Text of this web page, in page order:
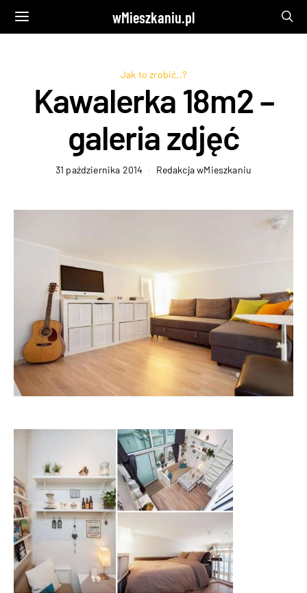
wMieszkaniu.pl
Jak to zrobić..?
Kawalerka 18m2 –
galeria zdjęć
31 października 2014 Redakcja wMieszkaniu